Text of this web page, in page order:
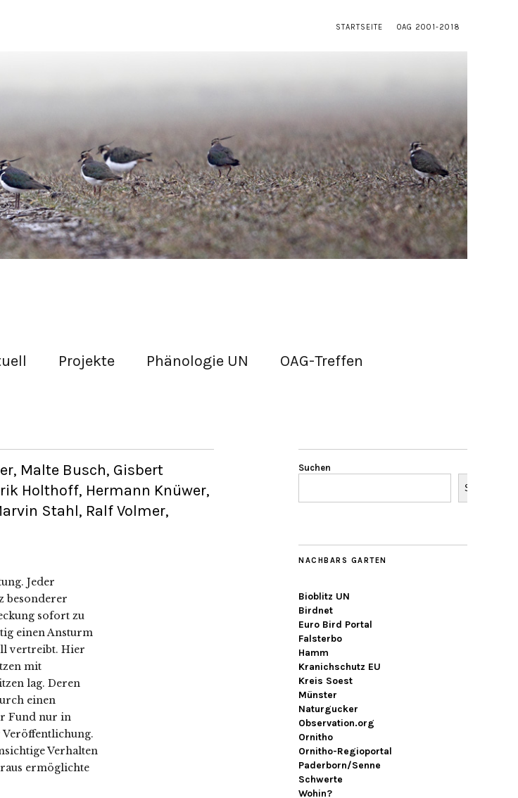
STARTSEITE OAG 2001-2018
Projekte Phänologie UN OAG-Treffen
Malte Busch, Gisbert
Holthoff, Hermann Knüwer,
Stahl, Ralf Volmer,
Jeder
besonderer
sofort zu
einen Ansturm
vertreibt. Hier
mit
lag. Deren
einen
Fund nur in
Verhalten
ermöglichte
Suchen
Suchen
NACHBARS GARTEN
Bioblitz UN
Birdnet
Euro Bird Portal
Falsterbo
Hamm
Kranichschutz EU
Kreis Soest
Münster
Naturgucker
Observation.org
Ornitho
Ornitho-Regioportal
Paderborn/Senne
Schwerte
Wohin?